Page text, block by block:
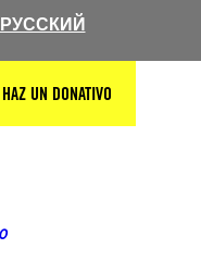
РУССКИЙ
HAZ UN DONATIVO